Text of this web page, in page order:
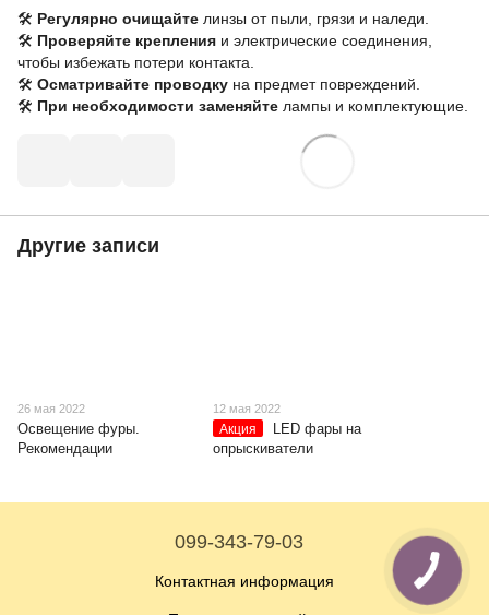
🛠 Регулярно очищайте линзы от пыли, грязи и наледи.
🛠 Проверяйте крепления и электрические соединения,
чтобы избежать потери контакта.
🛠 Осматривайте проводку на предмет повреждений.
🛠 При необходимости заменяйте лампы и комплектующие.
Другие записи
26 мая 2022
Освещение фуры.
Рекомендации
12 мая 2022
Акция
LED фары на
опрыскиватели
099-343-79-03
Контактная информация